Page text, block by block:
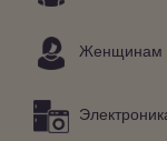
Женщинам